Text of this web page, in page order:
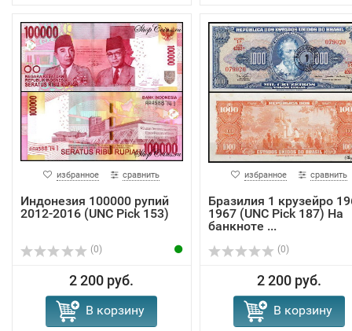
избранное сравнить
Индонезия 100000 рупий
2012-2016 (UNC Pick 153)
(0)
2 200 руб.
В корзину
избранное сравнить
Бразилия 1 крузейро
1967 (UNC Pick 187) На
банкноте ...
(0)
2 200 руб.
В корзину